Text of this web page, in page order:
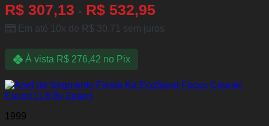
R$ 307,13 - R$ 532,95
Em até 10x de R$ 30,71 sem juros
À vista R$276,42 no Pix
1999